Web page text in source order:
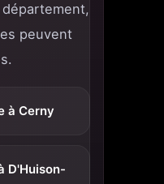
peuvent
à Cerny
D'Huison-